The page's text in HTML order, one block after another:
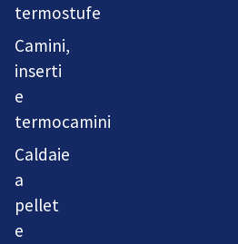
termostufe
Camini,
inserti
e
termocamini
Caldaie
a
pellet
e